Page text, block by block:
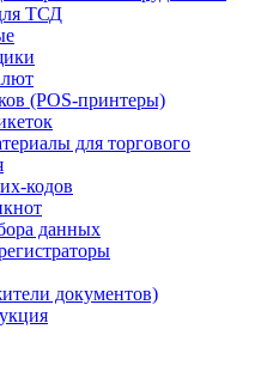
ТСД
(POS-принтеры)
для торгового
кодов
данных
документов)